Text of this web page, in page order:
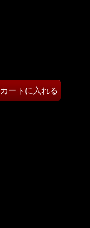
カートに入れる